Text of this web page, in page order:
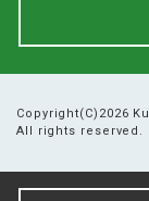
Copyright(C)2026
All rights reserved.